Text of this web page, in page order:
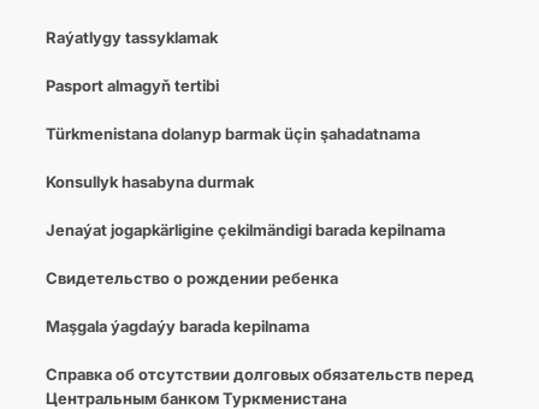
Raýatlygy tassyklamak
Pasport almagyň tertibi
Türkmenistana dolanyp barmak üçin şahadatnama
Konsullyk hasabyna durmak
Jenaýat jogapkärligine çekilmändigi barada kepilnama
Свидетельство о рождении ребенка
Maşgala ýagdaýy barada kepilnama
Cправка об отсутствии долговых обязательств перед
Центральным банком Туркменистана